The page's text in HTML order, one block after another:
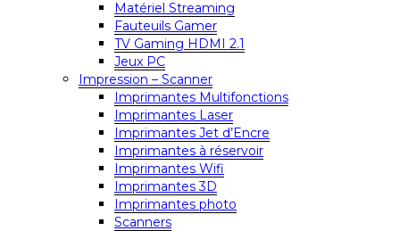
Matériel Streaming
Fauteuils Gamer
TV Gaming HDMI 2.1
Jeux PC
Impression – Scanner
Imprimantes Multifonctions
Imprimantes Laser
Imprimantes Jet d’Encre
Imprimantes à réservoir
Imprimantes Wifi
Imprimantes 3D
Imprimantes photo
Scanners